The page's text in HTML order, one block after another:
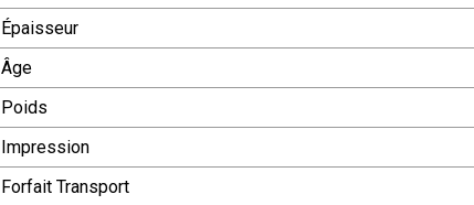
Épaisseur
Âge
Poids
Impression
Forfait Transport